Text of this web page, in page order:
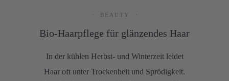
BEAUTY
Bio-Haarpflege für glänzendes Haar
In der kühlen Herbst- und Winterzeit leidet
Haar oft unter Trockenheit und Sprödigkeit.